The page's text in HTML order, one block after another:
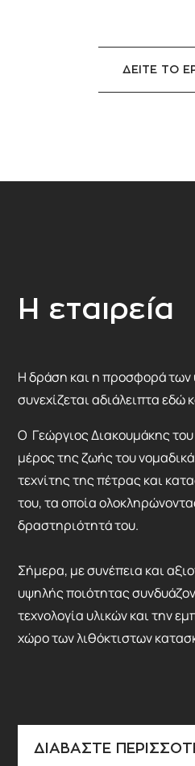
ΔΕΙΤΕ ΤΟ
Η εταιρεία
Η δράση και η προσφορά των
συνεχίζεται αδιάλειπτα εδώ
Ο Γεώργιος Διακουμάκης
μέρος της ζωής του
τεχνίτης της πέτρας και
του, τα οποία
δραστηριότητά του.
Σήμερα, με συνέπεια και
υψηλής ποιότητας
τεχνολογία υλικών και την
χώρο των λιθόκτιστων